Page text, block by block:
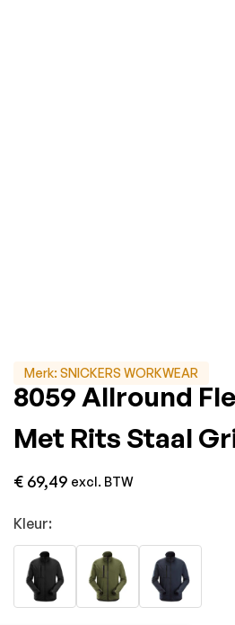
Merk: SNICKERS WORKWEAR
8059 Allround
Met Rits Staal
€ 69,49 excl. BTW
Kleur: